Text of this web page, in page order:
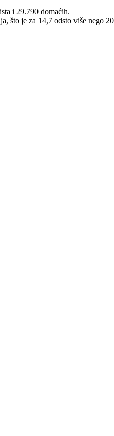
i 29.790 domaćih.
što je za 14,7 odsto više nego